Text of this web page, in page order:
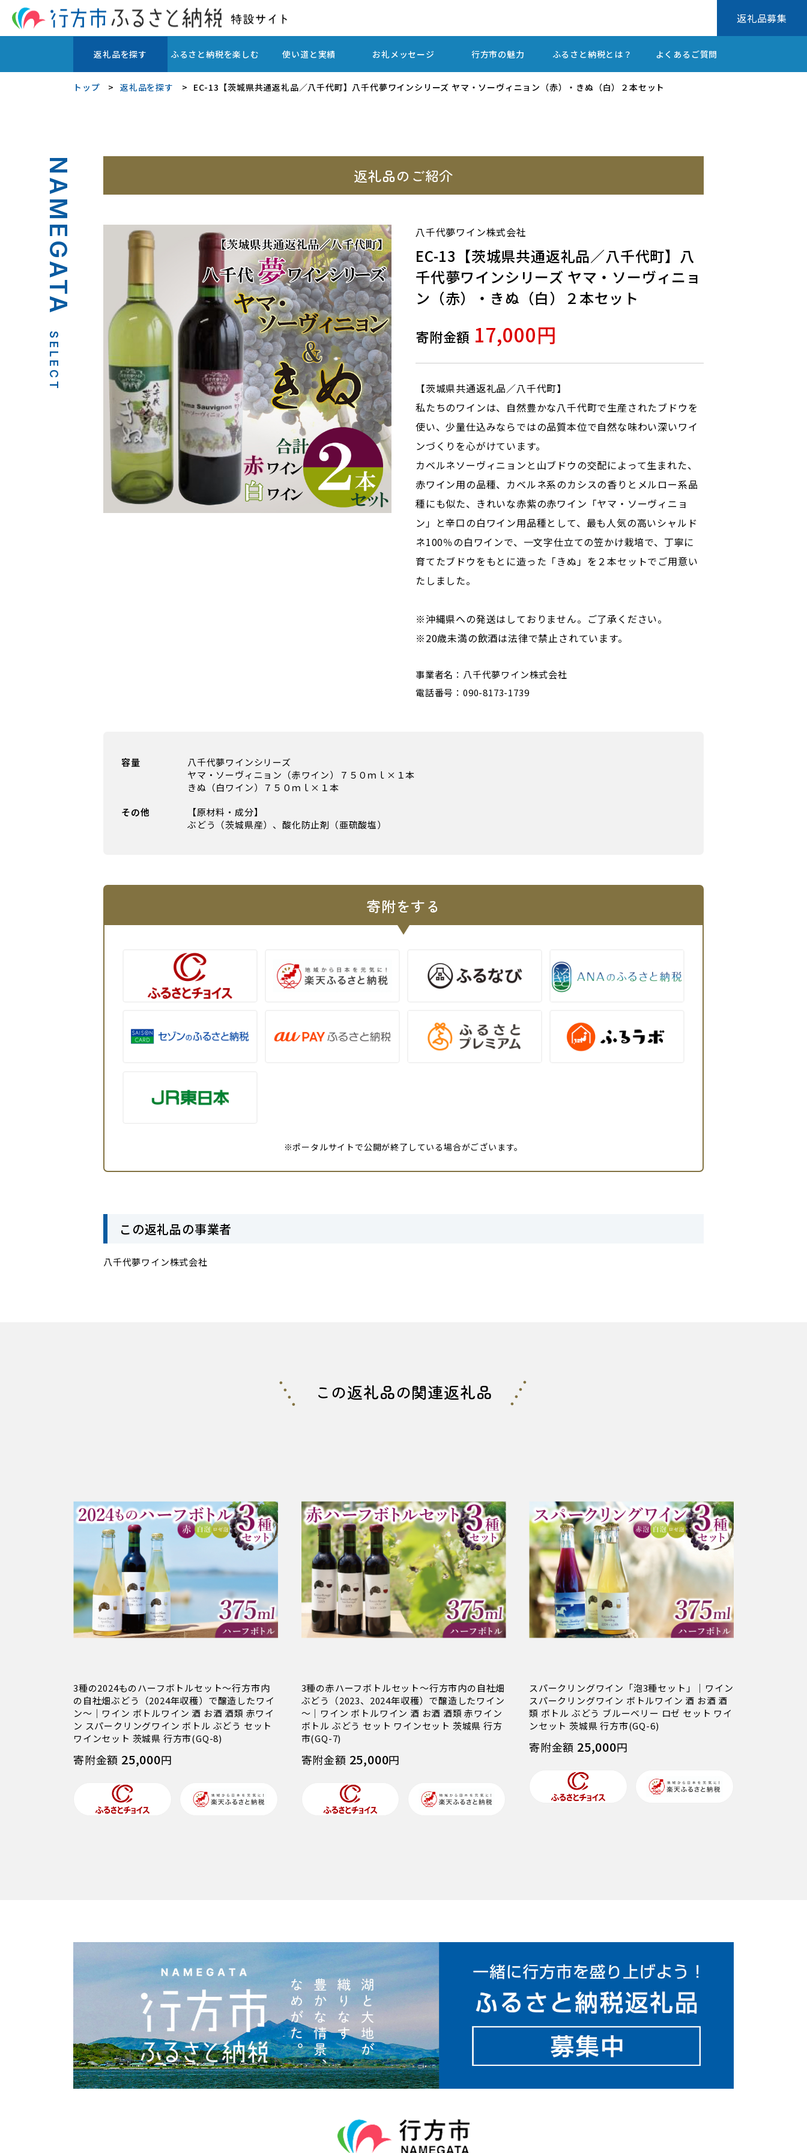
返礼品募集
返礼品を探す ふるさと納税を楽しむ 使い道と実績 お礼メッセージ 行方市の魅力 ふるさと納税とは？ よくあるご質問
トップ 返礼品を探す EC-13【茨城県共通返礼品／八千代町】八千代夢ワインシリーズ ヤマ・ソーヴィニョン（赤）・きぬ（白）２本セット
NAMEGATA
SELECT
返礼品のご紹介
八千代夢ワイン株式会社
EC-13【茨城県共通返礼品／八千代町】八
千代夢ワインシリーズ ヤマ・ソーヴィニョ
ン（赤）・きぬ（白）２本セット
寄附金額 17,000円
【茨城県共通返礼品／八千代町】
私たちのワインは、自然豊かな八千代町で生産されたブドウを
使い、少量仕込みならではの品質本位で自然な味わい深いワイ
ンづくりを心がけています。
カベルネソーヴィニョンと山ブドウの交配によって生まれた、
赤ワイン用の品種、カベルネ系のカシスの香りとメルロー系品
種にも似た、きれいな赤紫の赤ワイン「ヤマ・ソーヴィニョ
ン」と辛口の白ワイン用品種として、最も人気の高いシャルド
ネ100％の白ワインで、一文字仕立ての笠かけ栽培で、丁寧に
育てたブドウをもとに造った「きぬ」を２本セットでご用意い
たしました。
※沖縄県への発送はしておりません。ご了承ください。
※20歳未満の飲酒は法律で禁止されています。
事業者名：八千代夢ワイン株式会社
電話番号：090-8173-1739
容量
八千代夢ワインシリーズ
ヤマ・ソーヴィニョン（赤ワイン）７５０ｍｌ×１本
きぬ（白ワイン）７５０ｍｌ×１本
その他
【原材料・成分】
ぶどう（茨城県産）、酸化防止剤（亜硫酸塩）
寄附をする
※ポータルサイトで公開が終了している場合がございます。
この返礼品の事業者
八千代夢ワイン株式会社
この返礼品の関連返礼品
3種の2024ものハーフボトルセット～行方市内
の自社畑ぶどう（2024年収穫）で醸造したワイ
ン～｜ワイン ボトルワイン 酒 お酒 酒類 赤ワイ
ン スパークリングワイン ボトル ぶどう セット
ワインセット 茨城県 行方市(GQ-8)
寄附金額 25,000円
3種の赤ハーフボトルセット～行方市内の自社畑
ぶどう（2023、2024年収穫）で醸造したワイン
～｜ワイン ボトルワイン 酒 お酒 酒類 赤ワイン
ボトル ぶどう セット ワインセット 茨城県 行方
市(GQ-7)
寄附金額 25,000円
スパークリングワイン「泡3種セット」｜ワイン
スパークリングワイン ボトルワイン 酒 お酒 酒
類 ボトル ぶどう ブルーベリー ロゼ セット ワイ
ンセット 茨城県 行方市(GQ-6)
寄附金額 25,000円